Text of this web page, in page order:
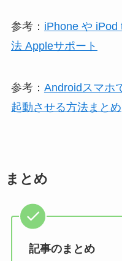
参考： iPhone や iPod
法 Appleサポート
参考： Androidスマホ
起動させる方法まとめ
まとめ
記事のまとめ